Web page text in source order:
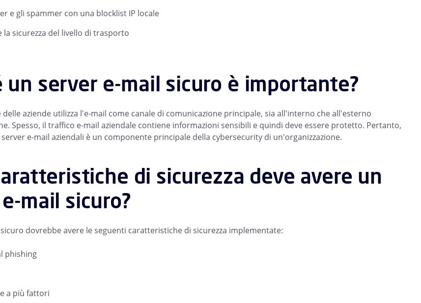
e gli spammer con una blocklist IP locale
la sicurezza del livello di trasporto
un server e-mail sicuro è importante?
aziende utilizza l'e-mail come canale di comunicazione principale, sia all'interno che all'esterno
Spesso, il traffico e-mail aziendale contiene informazioni sensibili e quindi deve essere protetto. Pertanto,
e-mail aziendali è un componente principale della cybersecurity di un'organizzazione.
di sicurezza deve avere un
mail sicuro?
dovrebbe avere le seguenti caratteristiche di sicurezza implementate:
phishing
a più fattori